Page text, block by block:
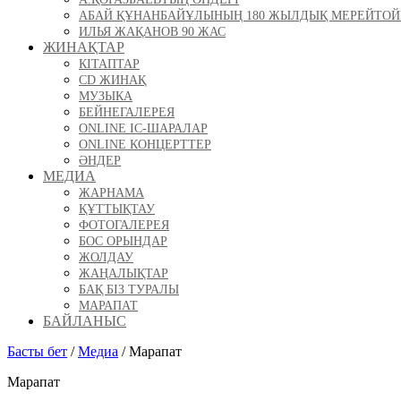
АБАЙ ҚҰНАНБАЙҰЛЫНЫҢ 180 ЖЫЛДЫҚ
ИЛЬЯ ЖАҚАНОВ 90 ЖАС
ЖИНАҚТАР
КІТАПТАР
CD ЖИНАҚ
МУЗЫКА
БЕЙНЕГАЛЕРЕЯ
ONLINE ІС-ШАРАЛАР
ONLINE КОНЦЕРТТЕР
ӘНДЕР
МЕДИА
ЖАРНАМА
ҚҰТТЫҚТАУ
ФОТОГАЛЕРЕЯ
БОС ОРЫНДАР
ЖОЛДАУ
ЖАҢАЛЫҚТАР
БАҚ БІЗ ТУРАЛЫ
МАРАПАТ
БАЙЛАНЫС
Басты бет /Медиа /Марапат
Марапат